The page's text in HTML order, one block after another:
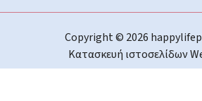
Copyright © 2026
Κατασκευή ιστοσελίδων